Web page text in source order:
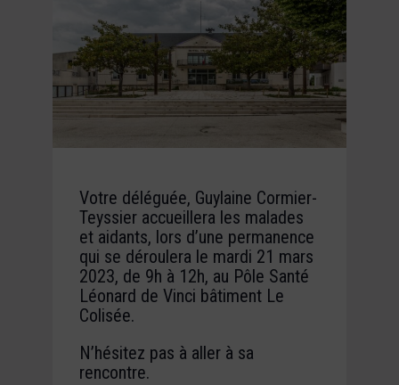
Votre déléguée, Guylaine Cormier-
Teyssier accueillera les malades
et aidants, lors d’une permanence
qui se déroulera le mardi 21 mars
2023, de 9h à 12h, au Pôle Santé
Léonard de Vinci bâtiment Le
Colisée.
N’hésitez pas à aller à sa
rencontre.